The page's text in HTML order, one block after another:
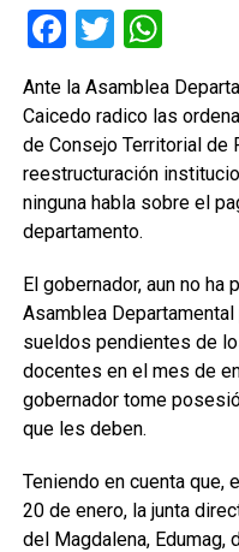
Facebook
Twitter
Ante la Asamblea
Caicedo radico las
de Consejo Territorial de
reestructuración
ninguna habla sobre el
departamento.
El gobernador, aun no
Asamblea
sueldos pendientes de
docentes en el mes de
gobernador tome
que les deben.
Teniendo en cuenta
20 de enero, la junta
del Magdalena,